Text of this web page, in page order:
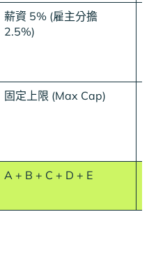
薪資 5% (雇主分擔
2.5%)
固定上限 (Max Cap)
A + B + C + D + E